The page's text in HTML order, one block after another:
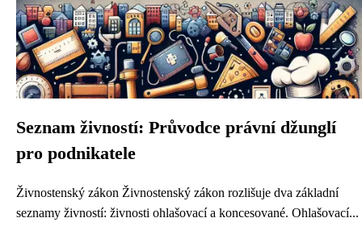
Seznam živností: Průvodce právní džunglí
pro podnikatele
Živnostenský zákon Živnostenský zákon rozlišuje dva základní
seznamy živností: živnosti ohlašovací a koncesované. Ohlašovací...